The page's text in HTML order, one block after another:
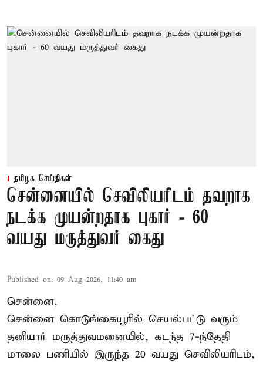
தமிழக செய்திகள்
சென்னையில் செவிலியரிடம் தவறாக
நடக்க முயன்றதாக புகார் - 60
வயது மருத்துவர் கைது
Published on: 09 Aug 2026, 11:40 am
சென்னை,
சென்னை கொடுங்கையூரில் செயல்பட்டு வரும்
தனியார் மருத்துவமனையில், கடந்த 7-ந்தேதி
மாலை பணியில் இருந்த 20 வயது செவிலியரிடம்,